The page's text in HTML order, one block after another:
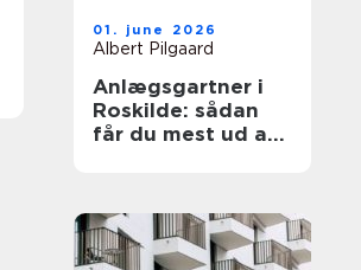
01. june 2026
Albert Pilgaard
Anlægsgartner i
Roskilde: sådan
får du mest ud af